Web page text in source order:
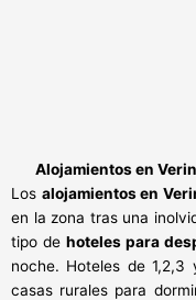
Alojamientos en
Los alojamientos en
en la zona tras una
tipo dehoteles para
noche. Hoteles de
casas rurales para